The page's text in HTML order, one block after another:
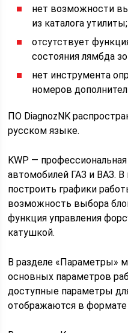
нет возможности
из каталога утилиты;
отсутствует
состояния лямбда
нет инструмента
номеров
ПО DiagnozNK
русском языке.
KWP —
автомобилей ГАЗ и ВАЗ.
построить графики
возможность выбора
функция управления
катушкой.
В разделе «Параметры»
основных параметров
доступные параметры
отображаются в формате